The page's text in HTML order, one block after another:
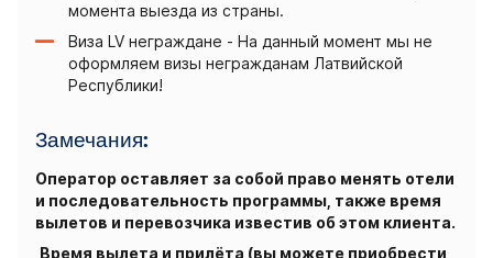
момента выезда из страны.
Виза LV неграждане - На данный момент мы не
оформляем визы негражданам Латвийской
Республики!
Замечания:
Оператор оставляет за собой право менять отели
и последовательность программы, также время
вылетов и перевозчика известив об этом клиента.
Время вылета и прилёта (вы можете приобрести